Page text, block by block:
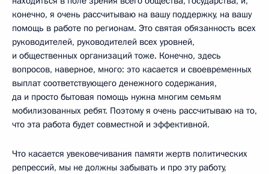
конечно, я очень рассчитываю на вашу поддержку, на вашу
помощь в работе по регионам. Это святая обязанность всех
руководителей, руководителей всех уровней,
и общественных организаций тоже. Конечно, здесь
вопросов, наверное, много: это касается и своевременных
выплат соответствующего денежного содержания,
да и просто бытовая помощь нужна многим семьям
мобилизованных ребят. Поэтому я очень рассчитываю на то,
что эта работа будет совместной и эффективной.
Что касается увековечивания памяти жертв политических
репрессий, мы не должны забывать и про эту работу,